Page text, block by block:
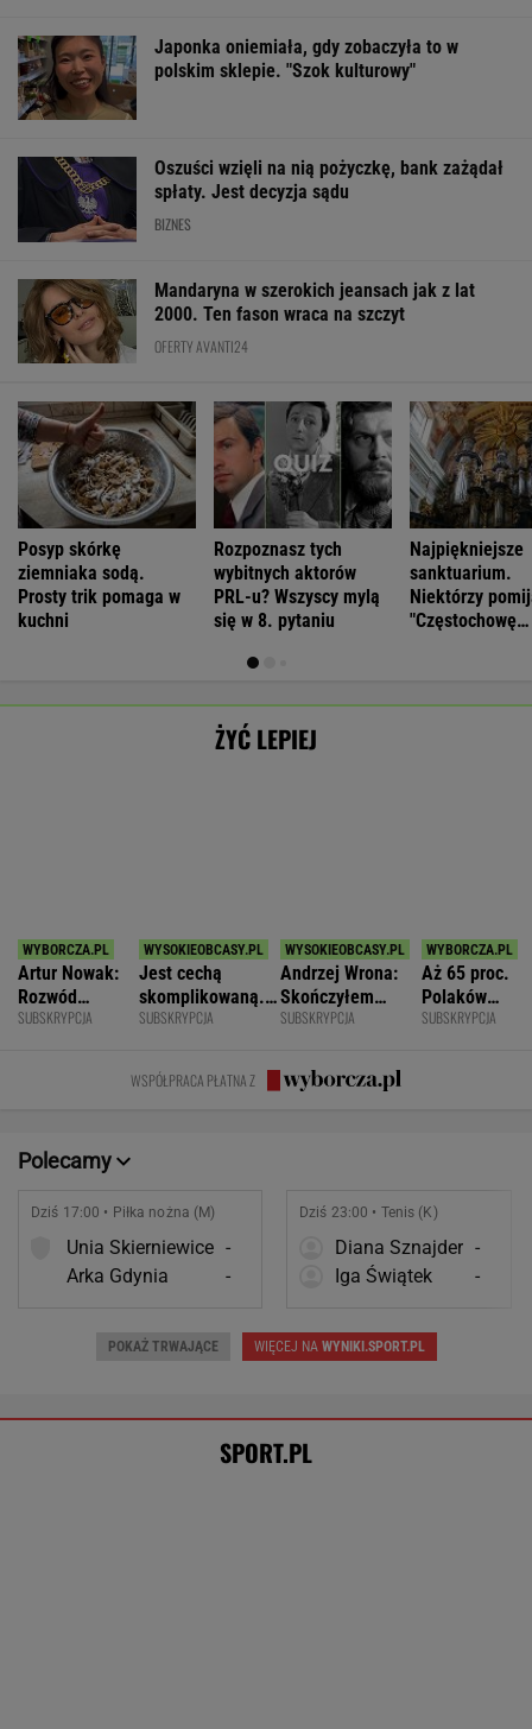
Japonka oniemiała, gdy zobaczyła to w
polskim sklepie. "Szok kulturowy"
Oszuści wzięli na nią pożyczkę, bank zażądał
spłaty. Jest decyzja sądu
BIZNES
Mandaryna w szerokich jeansach jak z lat
2000. Ten fason wraca na szczyt
OFERTY AVANTI24
Posyp skórkę
ziemniaka sodą.
Prosty trik pomaga w
kuchni
Rozpoznasz tych
wybitnych aktorów
PRL-u? Wszyscy mylą
się w 8. pytaniu
Najpiękniejsze
sanktuarium.
Niektórzy
"Częstochowę
ŻYĆ LEPIEJ
Artur Nowak:
Rozwód
odsłania dużo
współmałżonku
SUBSKRYPCJA
Jest cechą
skomplikowaną.
Sprawia, że silniej
SUBSKRYPCJA
Andrzej Wrona:
Skończyłem
karierę, bo
fajnym mężem i
ojcem
SUBSKRYPCJA
Aż 65 proc.
Polaków
odczuwa
SUBSKRYPCJA
WSPÓŁPRACA PŁATNA Z
Polecamy
Dziś 17:00 • Piłka nożna (M)
Unia Skierniewice -
Arka Gdynia
-
Dziś 23:00 • Tenis (K)
Diana Sznajder -
Iga Świątek
-
POKAŻ TRWAJĄCE WIĘCEJ NAWYNIKI.SPORT.PL
SPORT.PL